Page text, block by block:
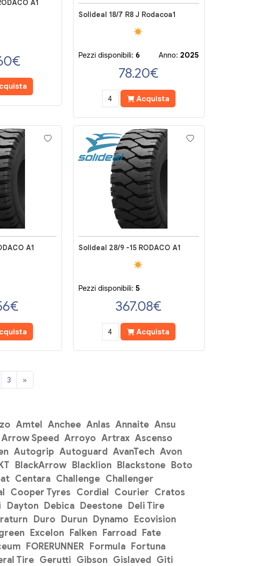
A1
€
Solideal 18/7 R8 J Rodacoa1
Pezzi disponibili: 6 Anno: 2025
78.20€
Acquista
A1
€
Solideal 28/9 -15 RODACO A1
Pezzi disponibili:5
367.08€
Acquista
3 »
Amtel Anchee Anlas Annaite Ansu
Arrow Speed Arroyo Artrax Ascenso
Autogrip Autoguard AvanTech Avon
BlackArrow Blacklion Blackstone
Boto
Centara Challenge Challenger
Cooper Tyres Cordial Courier Cratos
Dayton Debica Deestone
Deli Tire
Duro Durun Dynamo
Ecovision
Excelon Falken Farroad
Fate
FORERUNNER Formula
Fortuna
Tire Gerutti Gibson Gislaved
Giti